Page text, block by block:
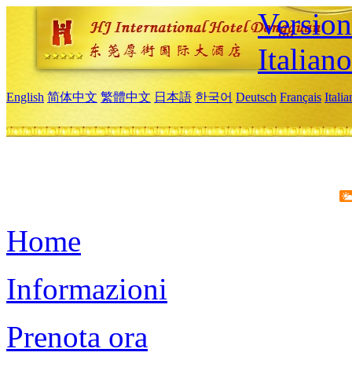
Italiano
English 简体中文 繁體中文 日本語 한국어 Deutsch Français
Home
Informazioni
Prenota ora